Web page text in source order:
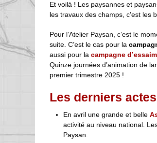
Et voilà ! Les paysannes et
les travaux des champs, c’est les
Pour l’Atelier Paysan, c’est le
suite. C’est le cas pour la
aussi pour la campagne
Quinze journées d’animation de
premier trimestre 2025 !
Les derniers
En avril une grande et belle
activité au niveau national.
Paysan.